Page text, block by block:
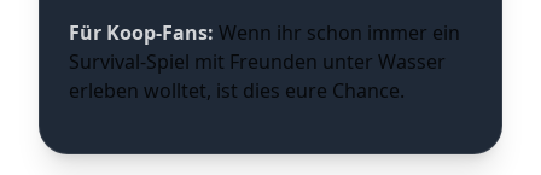
Für Koop-Fans: Wenn ihr schon immer ein
Survival-Spiel mit Freunden unter Wasser
erleben wolltet, ist dies eure Chance.